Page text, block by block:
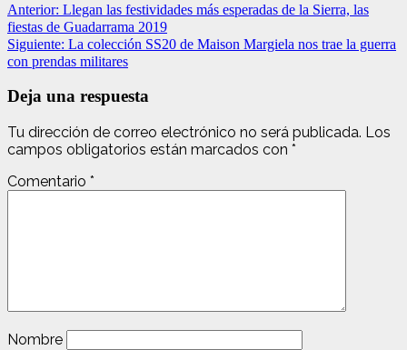
Anterior: Llegan las festividades más esperadas de la Sierra, las
fiestas de Guadarrama 2019
Siguiente: La colección SS20 de Maison Margiela nos trae la guerra
con prendas militares
Deja una respuesta
Tu dirección de correo electrónico no será publicada. Los
campos obligatorios están marcados con *
Comentario *
Nombre